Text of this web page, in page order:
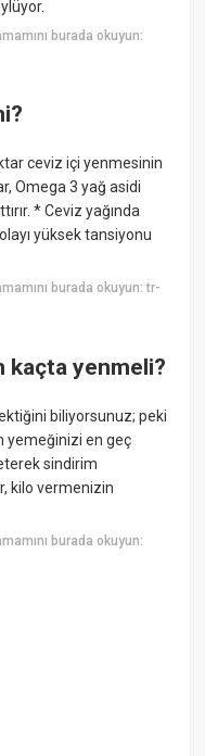
burada okuyun:
ceviz içi yenmesinin
Omega 3 yağ asidi
* Ceviz yağında
yüksek tansiyonu
burada okuyun: tr-
kaçta yenmeli?
biliyorsunuz; peki
yemeğinizi en geç
sindirim
kilo vermenizin
burada okuyun: